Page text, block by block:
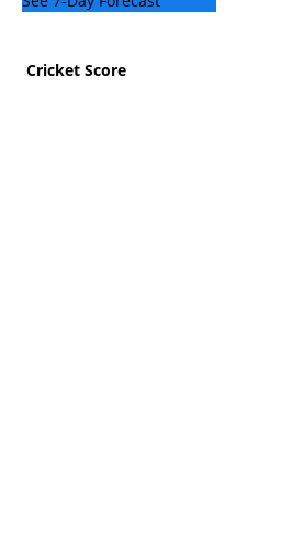
Cricket Score